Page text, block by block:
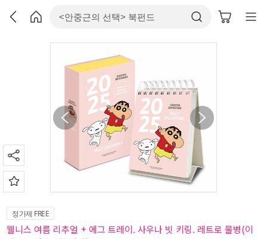
정가제 FREE
웰니스 여름 리추얼 + 에그 트레이. 사우나 빗 키링. 레트로 물병(이